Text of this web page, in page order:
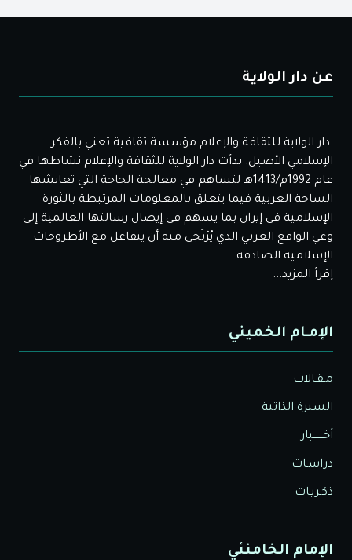
عن دار الولاية
دار الولاية للثقافة والإعلام مؤسسة ثقافية تعني بالفكر
الإسلامي الأصيل. بدأت دار الولاية للثقافة والإعلام نشاطها في
عام 1992م/1413هـ لتساهم في معالجة الحاجة التي تعايشها
الساحة العربية فيما يتعلق بالمعلومات المرتبطة بالثورة
الإسلامية في إيران بما يسهم في إيصال رسالتها العالمية إلى
وعي الواقع العربي الذي يُرْتَجى منه أن يتفاعل مع الأطروحات
الإسلامية الصادقة.
إقرأ المزيد...
الإمـام الخميني
مـقـالات
السيرة الذاتية
أخــــــبار
دراسـات
ذكـريـات
الإمام الخامنئي